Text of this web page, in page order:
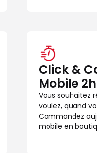
Click &
Mobile
Vous souhaitez
voulez, quand
Commandez
mobile en